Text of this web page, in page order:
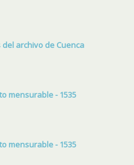
archivo de Cuenca
mensurable - 1535
mensurable - 1535